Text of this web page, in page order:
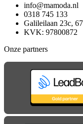
info@mamoda.nl
0318 745 133
Galileilaan 23c,
KVK: 97800872
Onze partners